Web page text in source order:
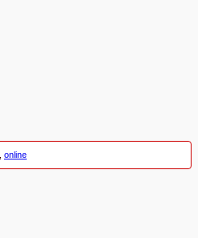
online